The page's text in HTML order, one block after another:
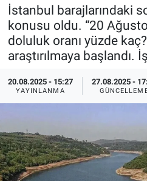
İstanbul barajlarındaki
konusu oldu. “20
doluluk oranı yüzde
araştırılmaya başlandı.
20.08.2025 - 15:27
YAYINLANMA
27.08.2025 -
Dünya
Ege Saati
Ege'den Esintiler
Eğlence
Ekonomi
Spor
Yayın Akışı
İletişim
Son Dakika Haberleri
Haber Arşivi